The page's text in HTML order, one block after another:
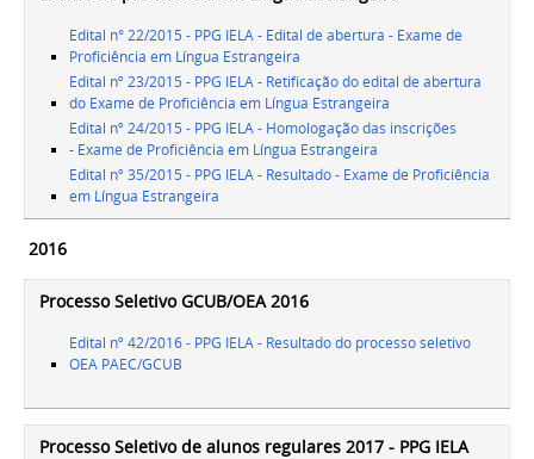
Edital n° 22/2015 - PPG IELA - Edital de abertura - Exame de
Proficiência em Língua Estrangeira
Edital nº 23/2015 - PPG IELA - Retificação do edital de abertura
do Exame de Proficiência em Língua Estrangeira
Edital nº 24/2015 - PPG IELA - Homologação das inscrições
- Exame de Proficiência em Língua Estrangeira
Edital nº 35/2015 - PPG IELA - Resultado - Exame de Proficiência
em Língua Estrangeira
2016
Processo Seletivo GCUB/OEA 2016
Edital nº 42/2016 - PPG IELA - Resultado do processo seletivo
OEA PAEC/GCUB
Processo Seletivo de alunos regulares 2017 - PPG IELA